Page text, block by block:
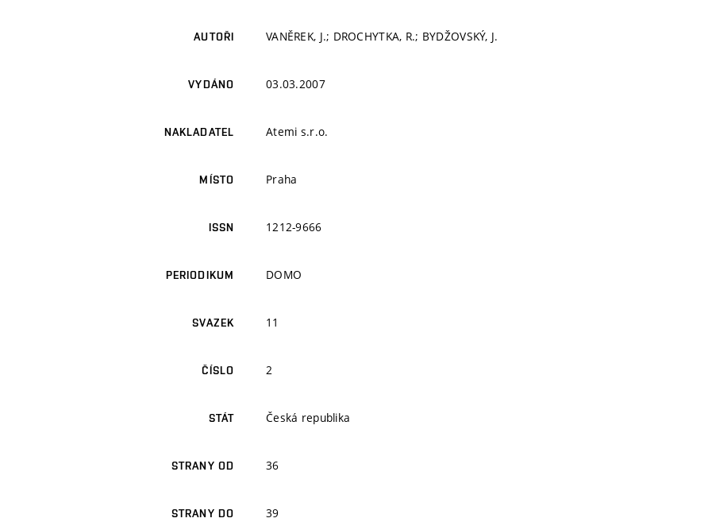
AUTOŘI VANĚREK, J.; DROCHYTKA, R.; BYDŽOVSKÝ, J.
VYDÁNO 03.03.2007
NAKLADATEL Atemi s.r.o.
MÍSTO Praha
ISSN 1212-9666
PERIODIKUM DOMO
SVAZEK 11
ČÍSLO 2
STÁT Česká republika
STRANY OD 36
STRANY DO 39